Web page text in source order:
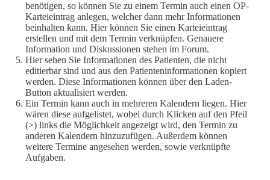
benötigen, so können Sie zu einem Termin auch einen OP-
Karteieintrag anlegen, welcher dann mehr Informationen
beinhalten kann. Hier können Sie einen Karteieintrag
erstellen und mit dem Termin verknüpfen. Genauere
Information und Diskussionen stehen im Forum.
Hier sehen Sie Informationen des Patienten, die nicht
editierbar sind und aus den Patienteninformationen kopiert
werden. Diese Informationen können über den Laden-
Button aktualisiert werden.
Ein Termin kann auch in mehreren Kalendern liegen. Hier
wären diese aufgelistet, wobei durch Klicken auf den Pfeil
(>) links die Möglichkeit angezeigt wird, den Termin zu
anderen Kalendern hinzuzufügen. Außerdem können
weitere Termine angesehen werden, sowie verknüpfte
Aufgaben.